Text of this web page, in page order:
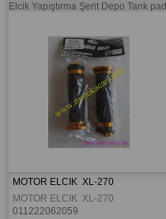
Elcik Yapıştırma Şerit Depo Tank pad
MOTOR ELCIK  XL-270
MOTOR ELCIK  XL-270
011222062059